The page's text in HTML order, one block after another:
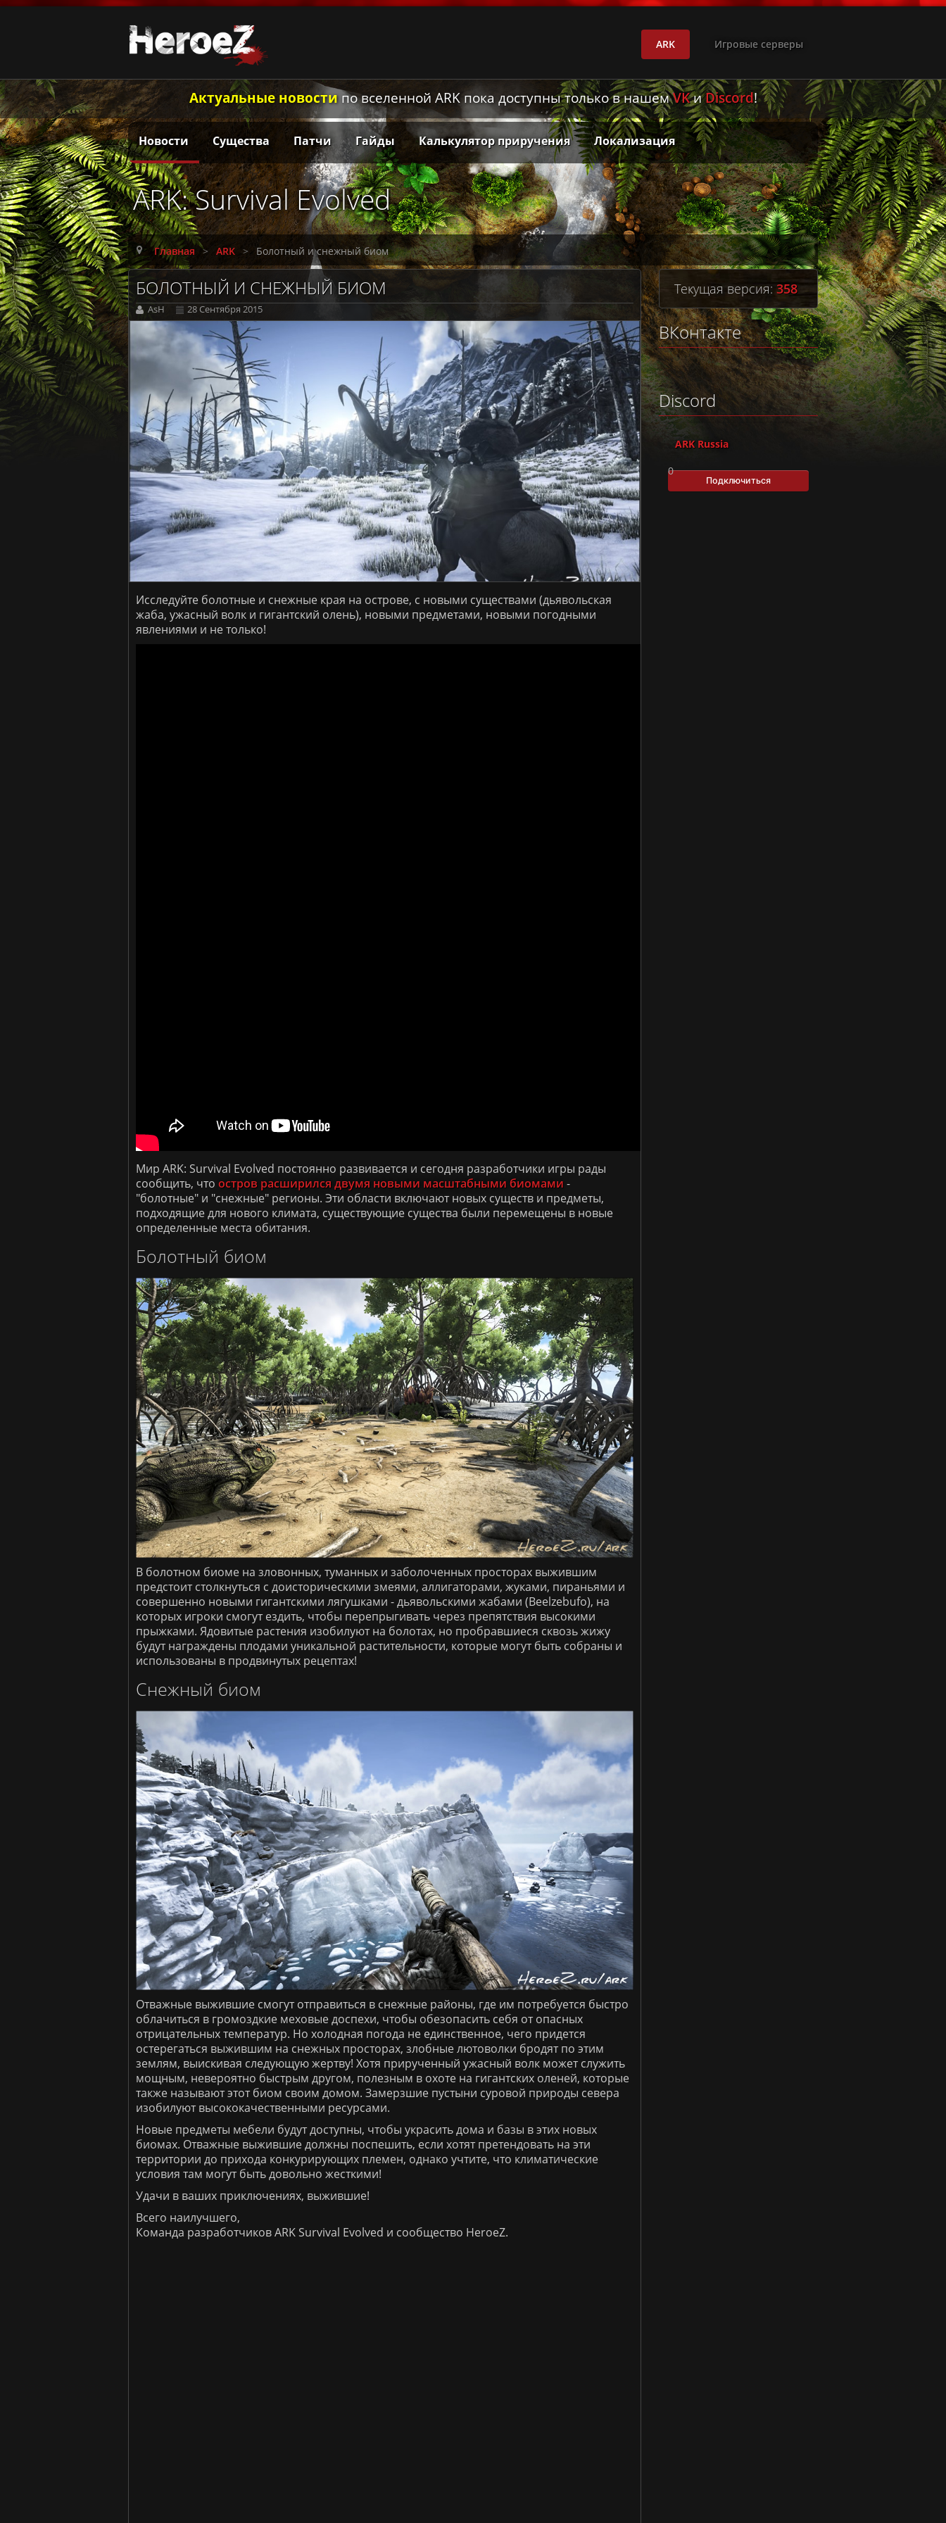
ARK Игровые серверы
Актуальные новостипо вселенной ARK пока доступны только в нашемVKиDiscord!
Новости Существа Патчи Гайды Калькулятор приручения Локализация
ARK: Survival Evolved
Главная > ARK > Болотный и снежный биом
БОЛОТНЫЙ И СНЕЖНЫЙ БИОМ
AsH 28 Сентября 2015
Исследуйте болотные и снежные края на острове, с новыми существами (дьявольская
жаба, ужасный волк и гигантский олень), новыми предметами, новыми погодными
явлениями и не только!
Мир ARK: Survival Evolved постоянно развивается и сегодня разработчики игры рады
сообщить, что остров расширился двумя новыми масштабными биомами -
"болотные" и "снежные" регионы. Эти области включают новых существ и предметы,
подходящие для нового климата, существующие существа были перемещены в новые
определенные места обитания.
Болотный биом
В болотном биоме на зловонных, туманных и заболоченных просторах выжившим
предстоит столкнуться с доисторическими змеями, аллигаторами, жуками, пираньями и
совершенно новыми гигантскими лягушками - дьявольскими жабами (Beelzebufo), на
которых игроки смогут ездить, чтобы перепрыгивать через препятствия высокими
прыжками. Ядовитые растения изобилуют на болотах, но пробравшиеся сквозь жижу
будут награждены плодами уникальной растительности, которые могут быть собраны и
использованы в продвинутых рецептах!
Снежный биом
Отважные выжившие смогут отправиться в снежные районы, где им потребуется быстро
облачиться в громоздкие меховые доспехи, чтобы обезопасить себя от опасных
отрицательных температур. Но холодная погода не единственное, чего придется
остерегаться выжившим на снежных просторах, злобные лютоволки бродят по этим
землям, выискивая следующую жертву! Хотя прирученный ужасный волк может служить
мощным, невероятно быстрым другом, полезным в охоте на гигантских оленей, которые
также называют этот биом своим домом. Замерзшие пустыни суровой природы севера
изобилуют высококачественными ресурсами.
Новые предметы мебели будут доступны, чтобы украсить дома и базы в этих новых
биомах. Отважные выжившие должны поспешить, если хотят претендовать на эти
территории до прихода конкурирующих племен, однако учтите, что климатические
условия там могут быть довольно жесткими!
Удачи в ваших приключениях, выжившие!
Всего наилучшего,
Команда разработчиков ARK Survival Evolved и сообщество HeroeZ.
Текущая версия:358
ВКонтакте
Discord
ARK Russia
0
Подключиться